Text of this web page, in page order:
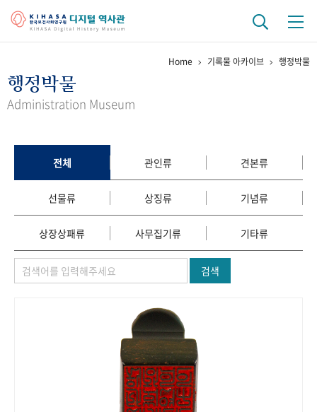
걸어온 길 기관 변천사
정책과 연구 키워드로 보는 연구 역사
연구자들
간행물 변천사
기록물 아카이브
사진 아카이브 문서 기록물 행정박물 영상 기록물
숫자로 보는 50년 50+1
Home 기록물 아카이브 행정박물
행정박물
Administration Museum
전체 관인류 견본류
선물류 상징류 기념류
상장상패류 사무집기류 기타류
검색